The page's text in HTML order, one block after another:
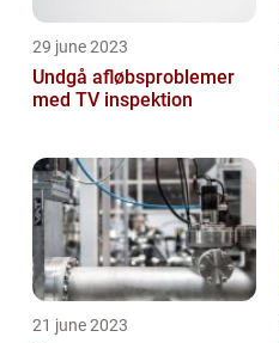
29 june 2023
Undgå afløbsproblemer
med TV inspektion
21 june 2023